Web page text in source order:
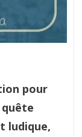
pour
ludique,